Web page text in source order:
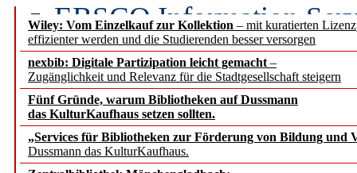
Wiley: Vom Einzelkauf zur Kollektion – mit kuratierten
effizienter werden und die Studierenden besser versorgen
nexbib: Digitale Partizipation leicht gemacht –
Zugänglichkeit und Relevanz für die Stadtgesellschaft steigern
Fünf Gründe, warum Bibliotheken auf Dussmann
das KulturKaufhaus setzen sollten.
„Services für Bibliotheken zur Förderung von Bildung und
Dussmann das KulturKaufhaus.
EBSCO Information
Recherchefunktionen in
Sorbisches Institut neu
Geschichte und
Künstliche Intelligenz